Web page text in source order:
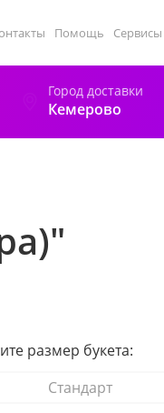
Помощь Сервисы
Город доставки
Кемерово
размер букета:
Стандарт